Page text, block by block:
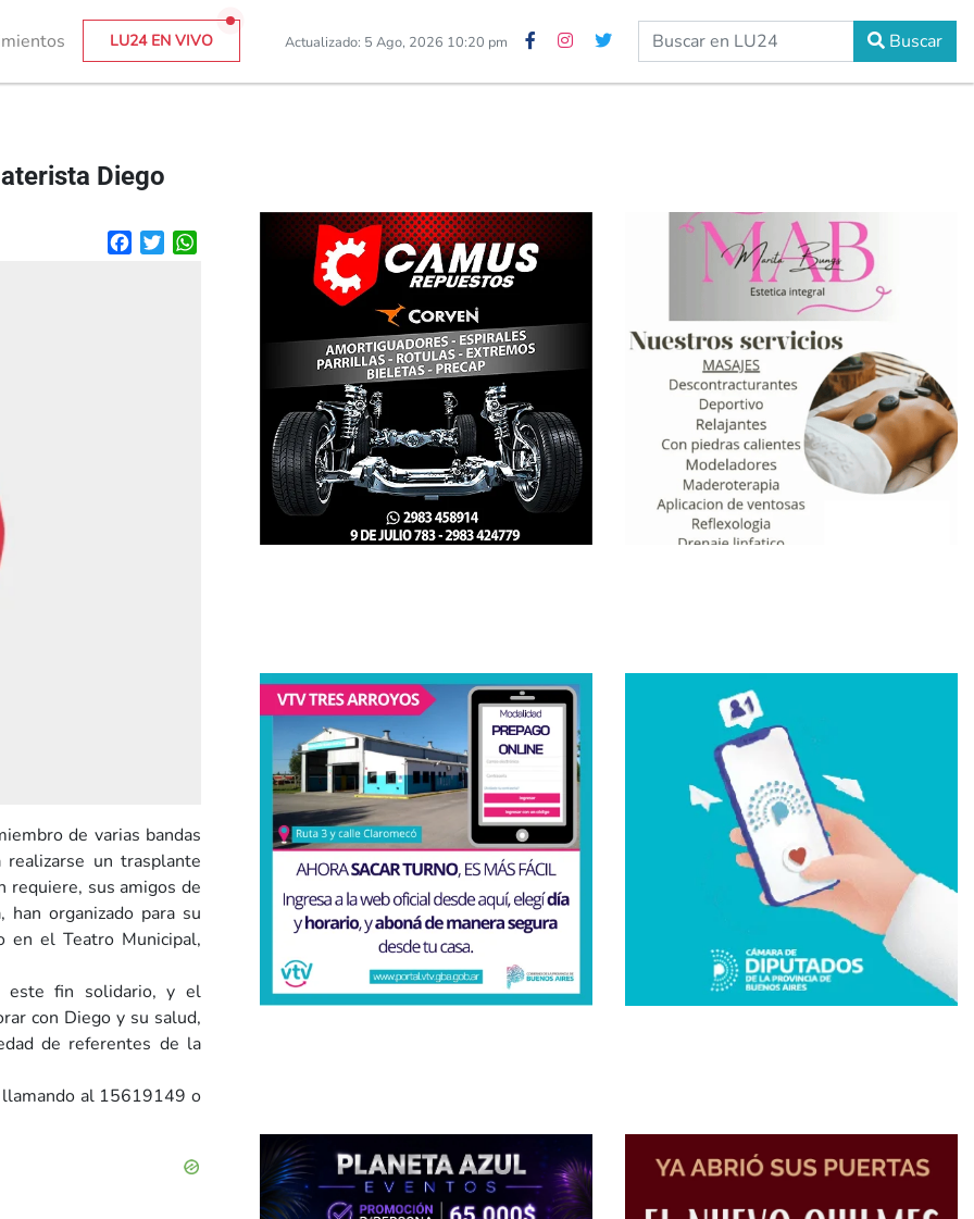
LU24 EN VIVO Actualizado: 5 Ago, 2026 10:20 pm Buscar
Diego
FacebookTwitter
de varias bandas
realizarse un trasplante
requiere, sus amigos de
organizado para su
en el Teatro Municipal,
este fin solidario, y el
con Diego y su salud,
de referentes de la
llamando al 15619149 o